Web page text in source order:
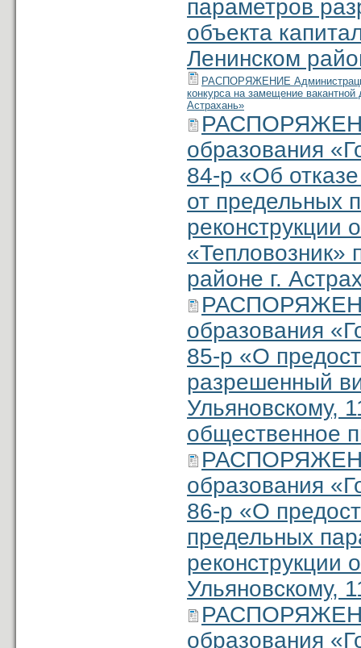
параметров
объекта
Ленинском
РАСПОРЯЖЕНИЕ
конкурса на замещение
Астрахань»
образования
84-р «Об
от предельных
реконструкции
«Тепловозник»
районе г.
образования
85-р «О
разрешенный
Ульяновскому,
общественное
образования
86-р «О
предельных
реконструкции
Ульяновскому,
образования